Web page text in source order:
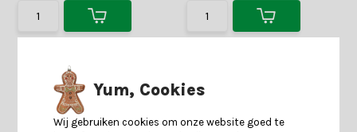
Yum, Cookies
Wij gebruiken cookies om onze website goed te